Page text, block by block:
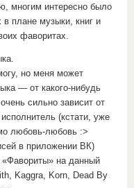
многим интересно было
плане музыки, книг и
фаворитах.
но меня может
— от какого-нибудь
сильно зависит от
(кстати, уже
любовь-любовь :>
в приложении ВК)
на данный
Kaggra, Korn, Dead By